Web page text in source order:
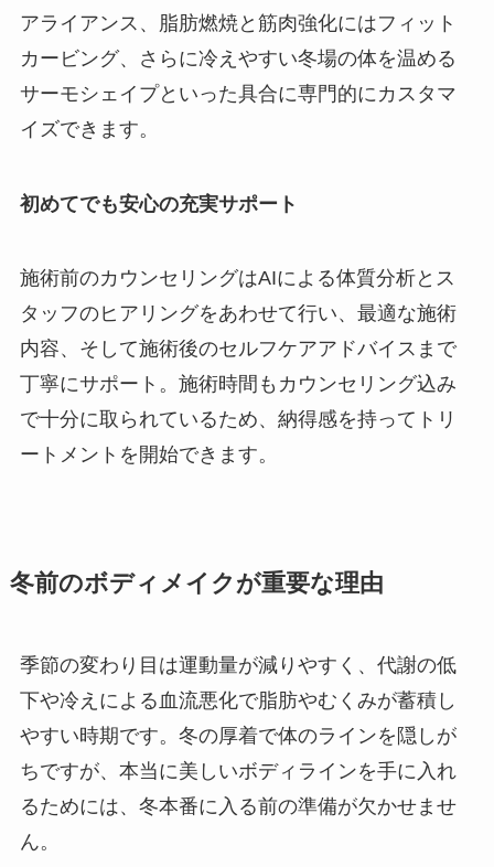
アライアンス、脂肪燃焼と筋肉強化にはフィット
カービング、さらに冷えやすい冬場の体を温める
サーモシェイプといった具合に専門的にカスタマ
イズできます。
初めてでも安心の充実サポート
施術前のカウンセリングはAIによる体質分析とス
タッフのヒアリングをあわせて行い、最適な施術
内容、そして施術後のセルフケアアドバイスまで
丁寧にサポート。施術時間もカウンセリング込み
で十分に取られているため、納得感を持ってトリ
ートメントを開始できます。
冬前のボディメイクが重要な理由
季節の変わり目は運動量が減りやすく、代謝の低
下や冷えによる血流悪化で脂肪やむくみが蓄積し
やすい時期です。冬の厚着で体のラインを隠しが
ちですが、本当に美しいボディラインを手に入れ
るためには、冬本番に入る前の準備が欠かせませ
ん。